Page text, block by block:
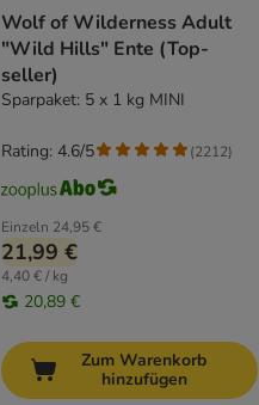
Wolf of Wilderness Adult
"Wild Hills" Ente (Top-
seller)
Sparpaket: 5 x 1 kg MINI
Einzeln 24,95 €
21,99 €
4,40 € / kg
20,89 €
Rating: 4.6/5 (2212)
Zum Warenkorb
hinzufügen